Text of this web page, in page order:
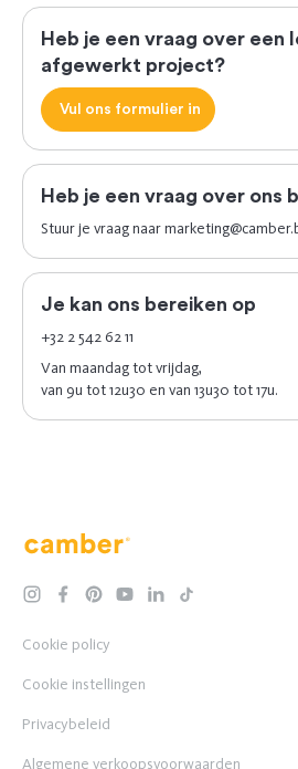
Heb je een vraag over een
afgewerkt project?
Vul ons formulier in
Heb je een vraag over ons
Stuur je vraag naar
Je kan ons bereiken op
+32 2 542 62 11
Van maandag tot vrijdag,
van 9u tot 12u30 en van 13u30 tot 17u.
Camber
instagramfacebookpinterestyoutubelinkedintiktok
Cookie policy
Cookie instellingen
Privacybeleid
Algemene verkoopsvoorwaarden